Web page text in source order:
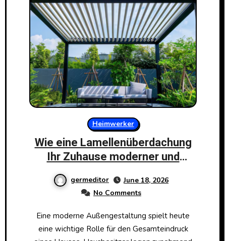
Heimwerker
Wie eine Lamellenüberdachung
Ihr Zuhause moderner und
stilvoller wirken lässt
germeditor
June 18, 2026
No Comments
Eine moderne Außengestaltung spielt heute
eine wichtige Rolle für den Gesamteindruck